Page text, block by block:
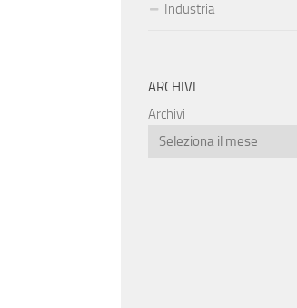
Industria
ARCHIVI
Archivi